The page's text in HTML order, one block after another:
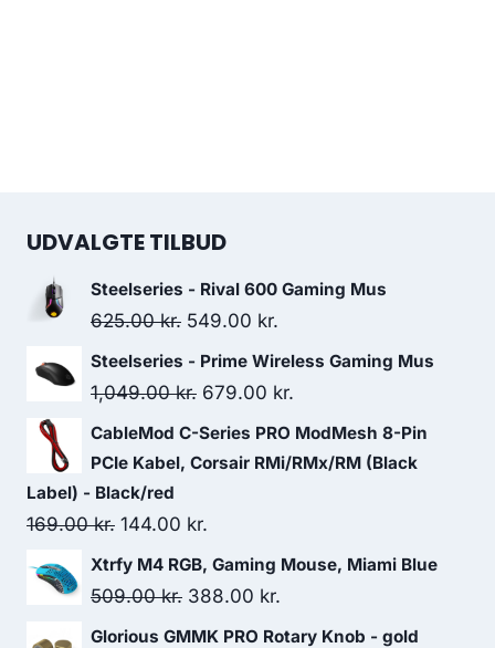
UDVALGTE TILBUD
Steelseries - Rival 600 Gaming Mus
625.00kr. Original
price
was:
549.00 kr.
price
is:
Steelseries - Prime Wireless Gaming Mus
1,049.00kr. Original
price
was:
679.00 kr.
price
is:
CableMod C-Series PRO ModMesh 8-Pin
PCIe Kabel, Corsair RMi/RMx/RM (Black
Label) - Black/red
169.00kr. Original
price
was:
144.00 kr.
price
is:
Xtrfy M4 RGB, Gaming Mouse, Miami Blue
509.00kr. Original
price
388.00 kr.
price
Glorious GMMK PRO Rotary Knob - gold